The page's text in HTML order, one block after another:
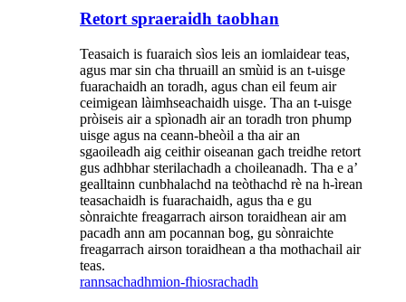
Retort spraeraidh taobhan
Teasaich is fuaraich sìos leis an iomlaidear teas,
agus mar sin cha thruaill an smùid is an t-uisge
fuarachaidh an toradh, agus chan eil feum air
ceimigean làimhseachaidh uisge. Tha an t-uisge
pròiseis air a spìonadh air an toradh tron ​​phump
uisge agus na ceann-bheòil a tha air an
sgaoileadh aig ceithir oiseanan gach treidhe retort
gus adhbhar sterilachadh a choileanadh. Tha e a’
gealltainn cunbhalachd na teòthachd rè na h-ìrean
teasachaidh is fuarachaidh, agus tha e gu
sònraichte freagarrach airson toraidhean air am
pacadh ann am pocannan bog, gu sònraichte
freagarrach airson toraidhean a tha mothachail air
teas.
rannsachadhmion-fhiosrachadh